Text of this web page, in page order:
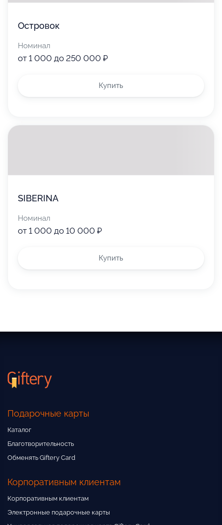
Островок
Номинал
от 1 000 до 250 000 ₽
Купить
SIBERINA
Номинал
от 1 000 до 10 000 ₽
Купить
Подарочные карты
Каталог
Благотворительность
Обменять Giftery Card
Корпоративным клиентам
Корпоративным клиентам
Электронные подарочные карты